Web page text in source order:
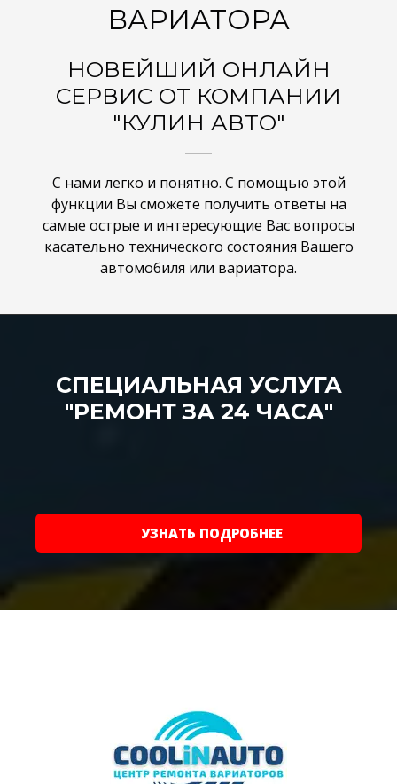
ВАРИАТОРА
НОВЕЙШИЙ ОНЛАЙН
СЕРВИС ОТ КОМПАНИИ
"КУЛИН АВТО"
С нами легко и понятно. С помощью этой
функции Вы сможете получить ответы на
самые острые и интересующие Вас вопросы
касательно технического состояния Вашего
автомобиля или вариатора.
СПЕЦИАЛЬНАЯ УСЛУГА
"РЕМОНТ ЗА 24 ЧАСА"
УЗНАТЬ ПОДРОБНЕЕ